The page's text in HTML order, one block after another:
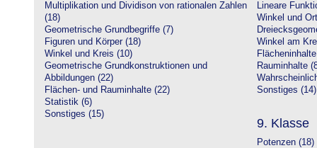
Multiplikation und Dividison von rationalen Zahlen
(18)
Geometrische Grundbegriffe (7)
Figuren und Körper (18)
Winkel und Kreis (10)
Geometrische Grundkonstruktionen und
Abbildungen (22)
Flächen- und Rauminhalte (22)
Statistik (6)
Sonstiges (15)
Lineare
Winkel und
Winkel am
Rauminhalte
Sonstiges (14)
9. Klasse
Potenzen (18)